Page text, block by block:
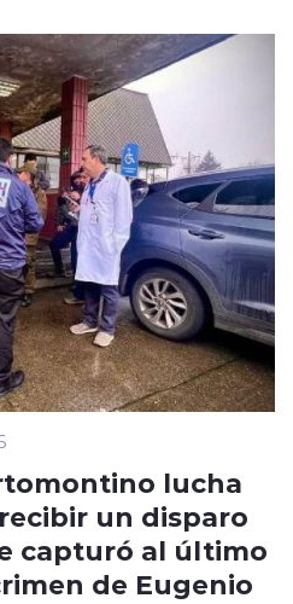
lucha
un disparo
capturó al último
de Eugenio